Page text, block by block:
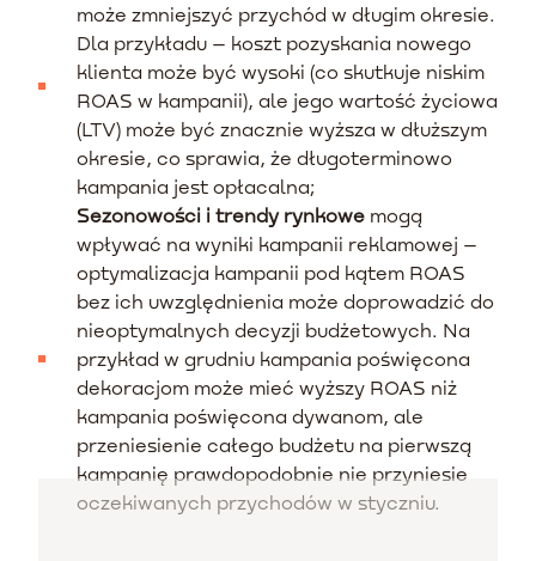
może zmniejszyć przychód w długim okresie.
Dla przykładu – koszt pozyskania nowego
klienta może być wysoki (co skutkuje niskim
ROAS w kampanii), ale jego wartość życiowa
(LTV) może być znacznie wyższa w dłuższym
okresie, co sprawia, że długoterminowo
kampania jest opłacalna;
Sezonowości i trendy rynkowe mogą
wpływać na wyniki kampanii reklamowej –
optymalizacja kampanii pod kątem ROAS
bez ich uwzględnienia może doprowadzić do
nieoptymalnych decyzji budżetowych. Na
przykład w grudniu kampania poświęcona
dekoracjom może mieć wyższy ROAS niż
kampania poświęcona dywanom, ale
przeniesienie całego budżetu na pierwszą
kampanię prawdopodobnie nie przyniesie
oczekiwanych przychodów w styczniu.